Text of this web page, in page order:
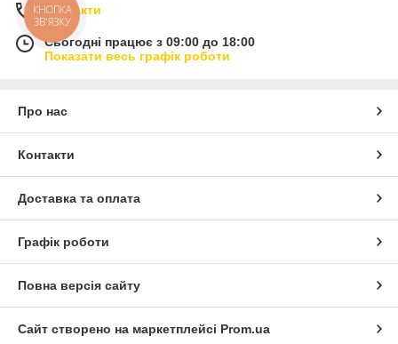
Контакти
Сьогодні працює з 09:00 до 18:00
Показати весь графік роботи
Про нас
Контакти
Доставка та оплата
Графік роботи
Повна версія сайту
Сайт створено на маркетплейсі Prom.ua
КНОПКА
ЗВ'ЯЗКУ